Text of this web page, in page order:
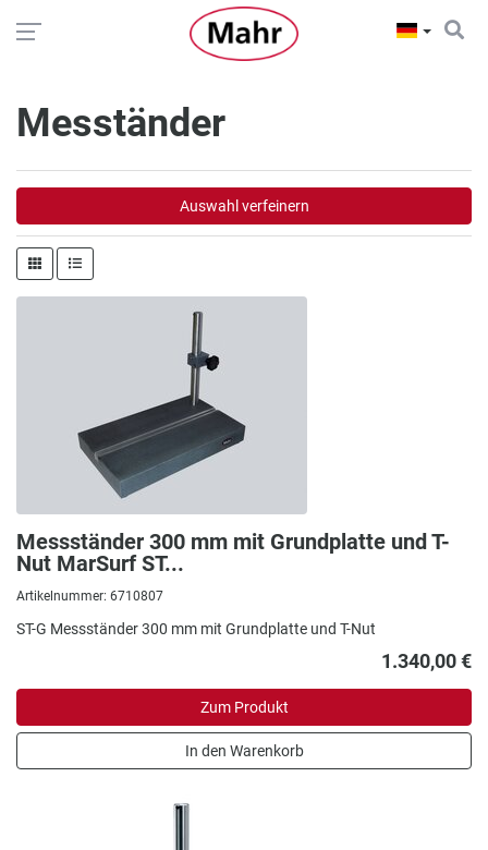
Mesständer
Auswahl verfeinern
Messständer 300 mm mit Grundplatte und T-
Nut MarSurf ST...
Artikelnummer: 6710807
ST-G Messständer 300 mm mit Grundplatte und T-Nut
1.340,00 €
Zum Produkt
In den Warenkorb